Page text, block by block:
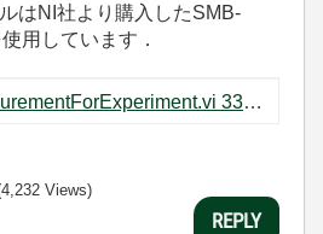
はNI社より購入したSMB-
用しています．
SameTimeMasurementForExperiment.vi ‏33 KB
Views)
REPLY